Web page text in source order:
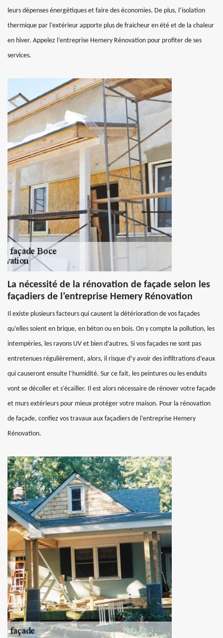
leurs dépenses énergétiques et faire des économies. De plus, l’isolation
thermique par l’extérieur apporte plus de fraicheur en été et de la chaleur
en hiver. Appelez l’entreprise Hemery Rénovation pour profiter de ses
services.
La nécessité de la rénovation de façade selon les
façadiers de l’entreprise Hemery Rénovation
Il existe plusieurs facteurs qui causent la détérioration de vos façades
qu’elles soient en brique, en béton ou en bois. On y compte la pollution, les
intempéries, les rayons UV et bien d’autres. Si vos façades ne sont pas
entretenues régulièrement, alors, il risque d’y avoir des infiltrations d’eaux
qui causeront ensuite l’humidité. Sur ce fait, les peintures ou les enduits
vont se décoller et s’écailler. Il est alors nécessaire de rénover votre façade
et murs extérieurs pour mieux protéger votre maison. Pour la rénovation
de façade, confiez vos travaux aux façadiers de l’entreprise Hemery
Rénovation.